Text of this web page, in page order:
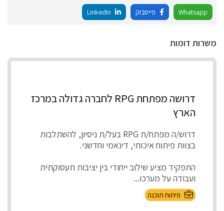
Whatsapp פייסבוק
משרות דומות
דרושה מפתחת RPG לחברה גדולה במרכז
הארץ
דרוש/ה מפתח/ת RPG בעל/ת ניסיון, להשתלבות
בצוות פיתוח איכותי, דינאמי וחדשני.
התפקיד מציע שילוב ייחודי בין יציבות תעסוקתית
ועבודה על מערכו...
פיתוח תוכנה